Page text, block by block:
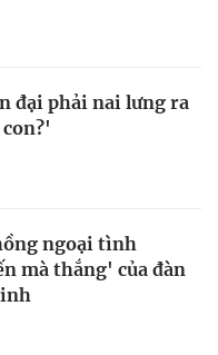
đại phải nai lưng ra
ngoại tình
mà thắng' của đàn